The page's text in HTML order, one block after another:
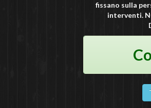
fissano sulla
interventi.